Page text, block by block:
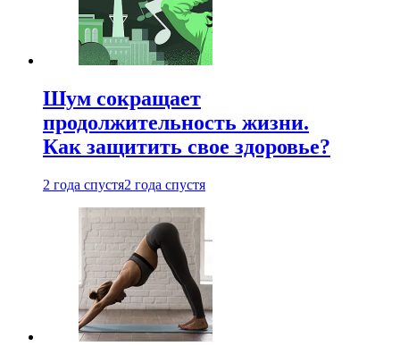
Шум сокращает
продолжительность жизни.
Как защитить свое здоровье?
2 года спустя2 года спустя